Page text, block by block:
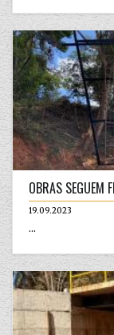
OBRAS SEGUEM
19.09.2023
...